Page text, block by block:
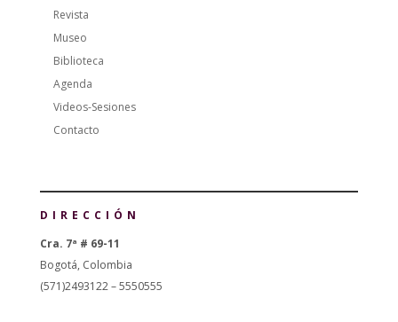
Revista
Museo
Biblioteca
Agenda
Videos-Sesiones
Contacto
DIRECCIÓN
Cra. 7ª # 69-11
Bogotá, Colombia
(571)2493122 – 5550555